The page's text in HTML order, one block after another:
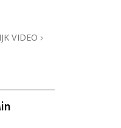
VIDEO